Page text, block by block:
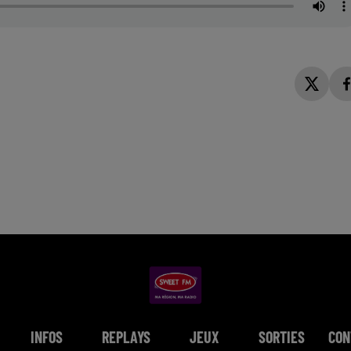
INFOS REPLAYS JEUX SORTIES